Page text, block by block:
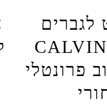
לגברים
פרונטלי